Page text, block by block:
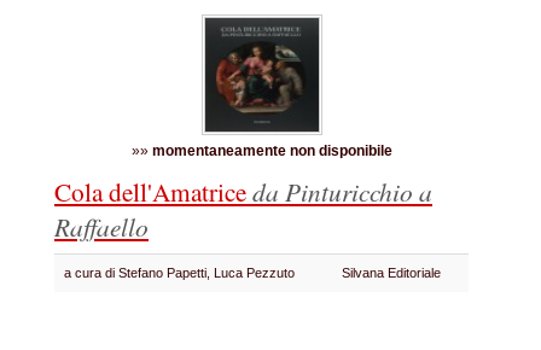
»» momentaneamente non disponibile
Cola dell'Amatriceda Pinturicchio a
Raffaello
a cura di Stefano Papetti, Luca Pezzuto Silvana Editoriale